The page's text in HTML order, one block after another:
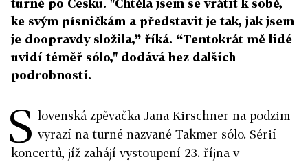
turné po Česku. "Chtěla jsem se vrátit k sobě,
ke svým písničkám a představit je tak, jak jsem
je doopravdy složila,” říká. “Tentokrát mě lidé
uvidí téměř sólo," dodává bez dalších
podrobností.
S lovenská zpěvačka Jana Kirschner na podzim
vyrazí na turné nazvané Takmer sólo. Sérií
koncertů, jíž zahájí vystoupení 23. října v